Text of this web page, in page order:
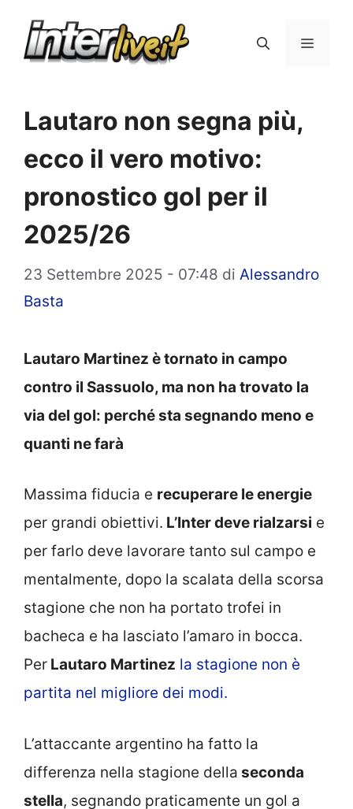
Menu
Lautaro non segna più,
ecco il vero motivo:
pronostico gol per il
2025/26
23 Settembre 2025 - 07:48 di Alessandro
Basta
Lautaro Martinez è tornato in campo
contro il Sassuolo, ma non ha trovato la
via del gol: perché sta segnando meno e
quanti ne farà
Massima fiducia e recuperare le energie
per grandi obiettivi. L’Inter deve rialzarsi e
per farlo deve lavorare tanto sul campo e
mentalmente, dopo la scalata della scorsa
stagione che non ha portato trofei in
bacheca e ha lasciato l’amaro in bocca.
Per Lautaro Martinez la stagione non è
partita nel migliore dei modi.
L’attaccante argentino ha fatto la
differenza nella stagione della seconda
stella, segnando praticamente un gol a